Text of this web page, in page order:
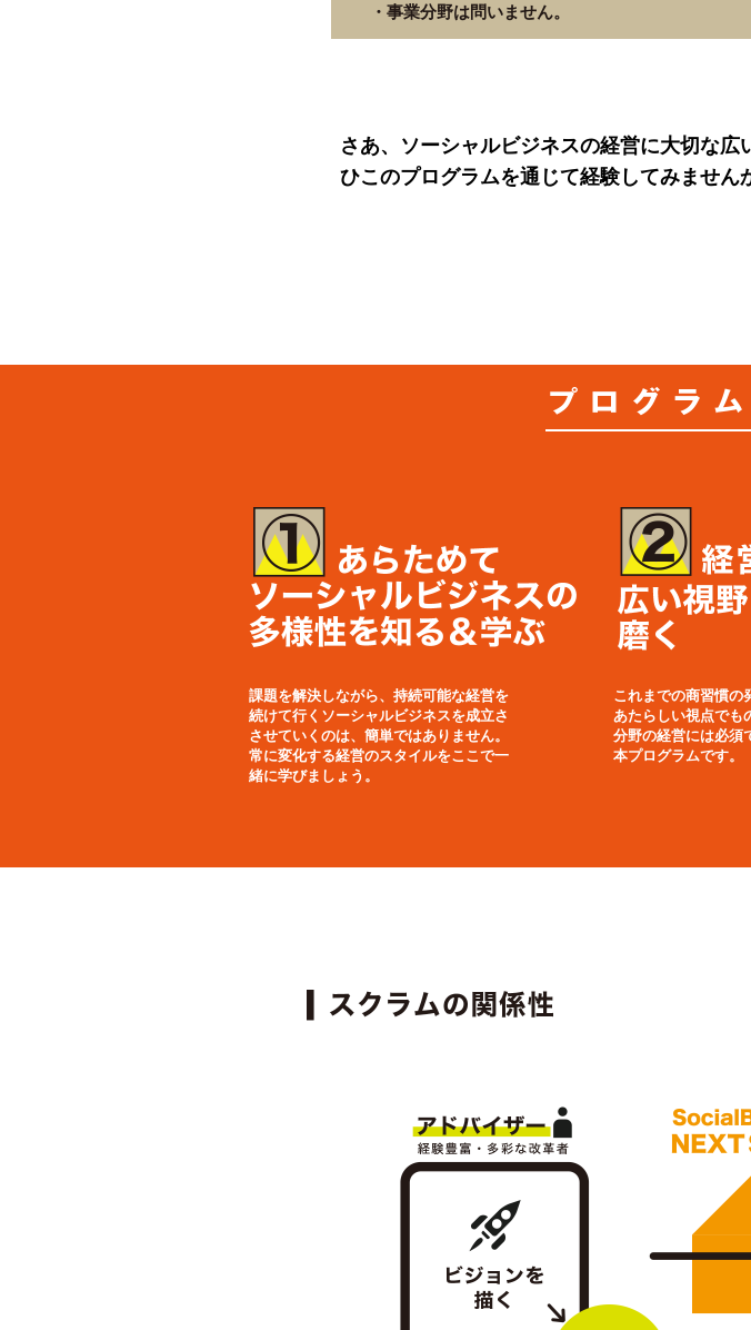
・事業分野は問いません。
さあ、ソーシャルビジネスの経営に大切な
ひこのプログラムを通じて経験してみません
課題を解決しながら、持続可能な経営を
続けて行くソーシャルビジネスを成立さ
させていくのは、簡単ではありません。
常に変化する経営のスタイルをここで一
緒に学びましょう。
これまでの商習慣の
あたらしい視点でも
分野の経営には必須
本プログラムです。